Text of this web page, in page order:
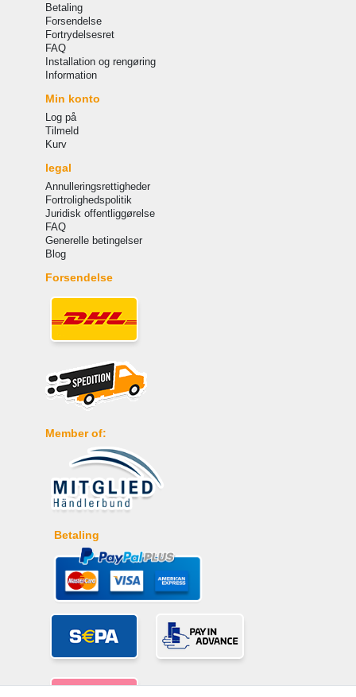
Betaling
Forsendelse
Fortrydelsesret
FAQ
Installation og rengøring
Information
Min konto
Log på
Tilmeld
Kurv
legal
Annulleringsrettigheder
Fortrolighedspolitik
Juridisk offentliggørelse
FAQ
Generelle betingelser
Blog
Forsendelse
Member of:
Betaling